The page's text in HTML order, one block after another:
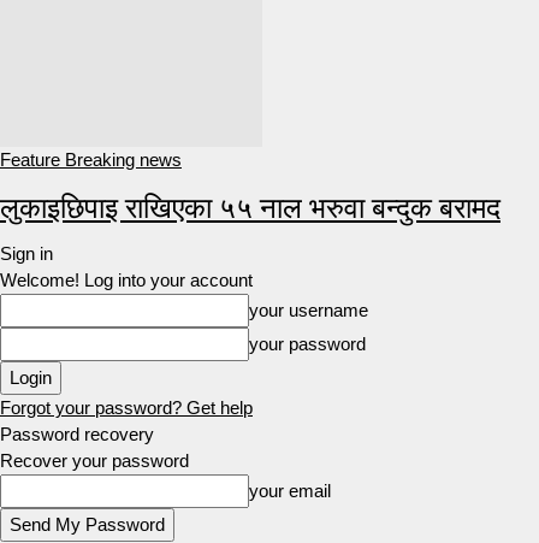
Feature Breaking news
लुकाइछिपाइ राखिएका ५५ नाल भरुवा बन्दुक बरामद
Sign in
Welcome! Log into your account
your username
your password
Forgot your password? Get help
Password recovery
Recover your password
your email